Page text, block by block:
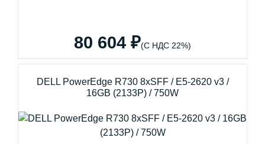
80 604 ₽(С НДС 22%)
DELL PowerEdge R730 8xSFF / E5-2620 v3 /
16GB (2133P) / 750W